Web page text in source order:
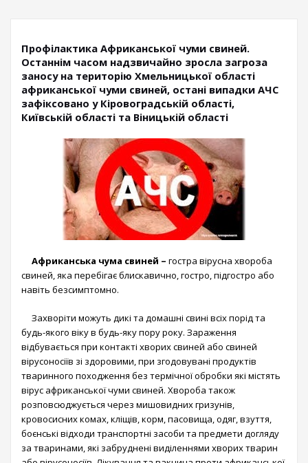
Профілактика Африканської чуми свиней.
Останнім часом надзвичайно зросла загроза
заносу на територію Хмельницької області
африканської чуми свиней, остані випадки АЧС
зафіксовано у Кіровоградській області,
Київській області та Віницькій області
Африканська чума свиней – гостра вірусна хвороба
свиней, яка перебігає блискавично, гостро, підгостро або
навіть безсимптомно.
Захворіти можуть дикі та домашні свині всіх порід та
будь-якого віку в будь-яку пору року. Зараження
відбувається при контакті хворих свиней або свиней
вірусоносіїв зі здоровими, при згодовувані продуктів
тваринного походження без термічної обробки які містять
вірус африканської чуми свиней. Хвороба також
розповсюджується через мишовидних гризунів,
кровосисних комах, кліщів, корм, пасовища, одяг, взуття,
боєнські відходи транспортні засоби та предмети догляду
за тваринами, які забруднені виділеннями хворих тварин